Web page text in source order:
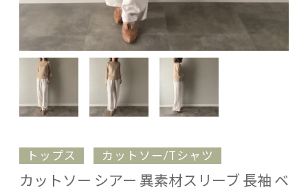
トップス カットソー/Tシャツ
カットソー シアー 異素材スリーブ 長袖 ベ